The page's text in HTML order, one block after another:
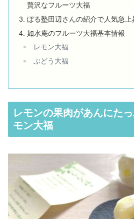
贅沢なフルーツ大福
ぼる塾田辺さんの紹介で人気急上
如水庵のフルーツ大福基本情報
レモン大福
ぶどう大福
レモンの果肉があんにた
モン大福